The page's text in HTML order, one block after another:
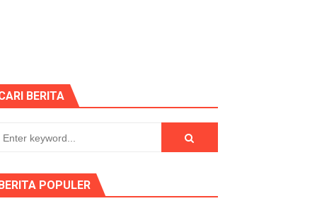
pemerintah
Menghindar saat Dikonfirmasi
2026 semakin meriah
Di saksikan Rebuan penonton
BERITA
POPULER